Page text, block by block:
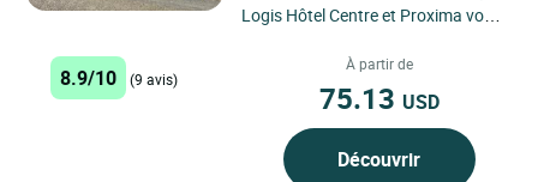
Logis Hôtel Centre et Proxima vous
8.9/10 (9 avis)
À partir de
75.13 USD
Découvrir